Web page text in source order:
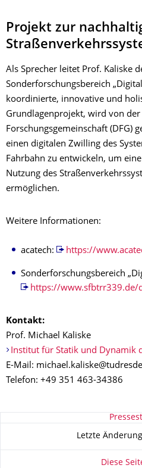
Projekt zur
Als Sprecher leitet Prof. Kaliske
Sonderforschungsbereich
koordinierte, innovative und
Grundlagenprojekt, wird von der
Forschungsgemeinschaft (DFG)
einen digitalen Zwilling des
Fahrbahn zu entwickeln, um
Nutzung des
ermöglichen.
Weitere Informationen:
acatech: https://
Sonderforschungsbereich
https://www.sfbtrr339.de/
Kontakt:
Prof. Michael Kaliske
Institut für Statik und Dynamik
E-Mail:
Telefon: +49 351 463-34386
Zu dieser Seite
Letzte
Diese